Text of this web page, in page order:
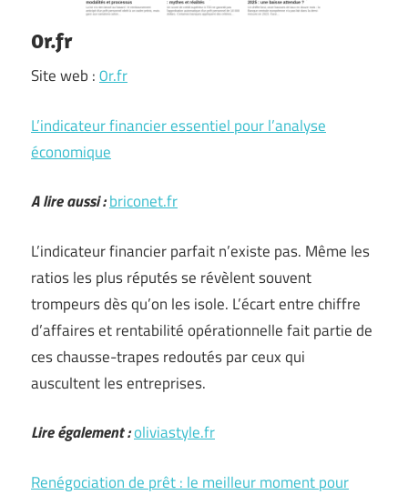
0r.fr
Site web :0r.fr
L’indicateur financier essentiel pour l’analyse
économique
A lire aussi :briconet.fr
L’indicateur financier parfait n’existe pas. Même les
ratios les plus réputés se révèlent souvent
trompeurs dès qu’on les isole. L’écart entre chiffre
d’affaires et rentabilité opérationnelle fait partie de
ces chausse-trapes redoutés par ceux qui
auscultent les entreprises.
Lire également :oliviastyle.fr
Renégociation de prêt : le meilleur moment pour